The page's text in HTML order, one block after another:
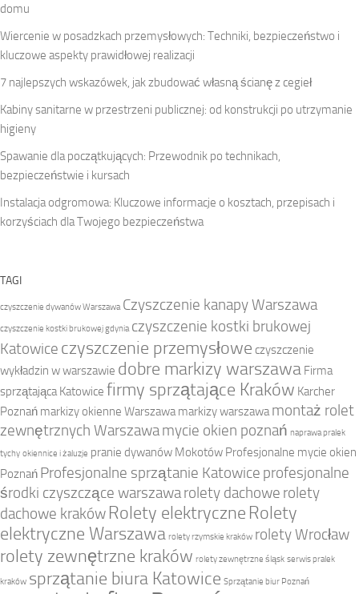
domu
Wiercenie w posadzkach przemysłowych: Techniki, bezpieczeństwo i
kluczowe aspekty prawidłowej realizacji
7 najlepszych wskazówek, jak zbudować własną ścianę z cegieł
Kabiny sanitarne w przestrzeni publicznej: od konstrukcji po utrzymanie
higieny
Spawanie dla początkujących: Przewodnik po technikach,
bezpieczeństwie i kursach
Instalacja odgromowa: Kluczowe informacje o kosztach, przepisach i
korzyściach dla Twojego bezpieczeństwa
TAGI
czyszczenie dywanów Warszawa Czyszczenie kanapy Warszawa
czyszczenie kostki brukowej gdynia czyszczenie kostki brukowej
Katowice czyszczenie przemysłowe czyszczenie
wykładzin w warszawie dobre markizy warszawa Firma
sprzątająca Katowice firmy sprzątające Kraków Karcher
Poznań markizy okienne Warszawa markizy warszawa montaż rolet
zewnętrznych Warszawamycie okien poznań naprawa pralek
tychy okiennice i żaluzje pranie dywanów Mokotów Profesjonalne mycie okien
Poznań Profesjonalne sprzątanie Katowice profesjonalne
środki czyszczące warszawarolety dachowe rolety
dachowe kraków Rolety elektryczne Rolety
elektryczne Warszawa rolety rzymskie kraków rolety Wrocław
rolety zewnętrzne kraków rolety zewnętrzne śląsk serwis pralek
kraków sprzątanie biura Katowice Sprzątanie biur Poznań